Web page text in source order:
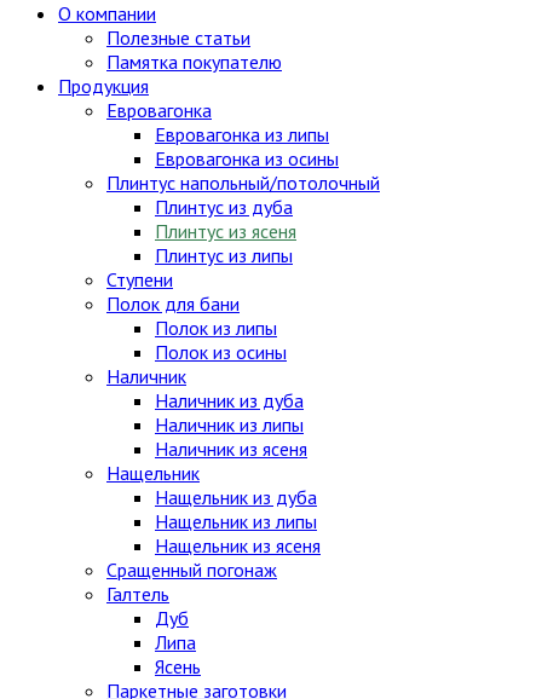
О компании
Полезные статьи
Памятка покупателю
Продукция
Евровагонка
Евровагонка из липы
Евровагонка из осины
Плинтус напольный/потолочный
Плинтус из дуба
Плинтус из ясеня
Плинтус из липы
Ступени
Полок для бани
Полок из липы
Полок из осины
Наличник
Наличник из дуба
Наличник из липы
Наличник из ясеня
Нащельник
Нащельник из дуба
Нащельник из липы
Нащельник из ясеня
Сращенный погонаж
Галтель
Дуб
Липа
Ясень
Паркетные заготовки